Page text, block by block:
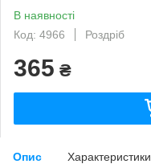
В наявності
Код: 4966
Роздріб
365 ₴
Опис Характеристики